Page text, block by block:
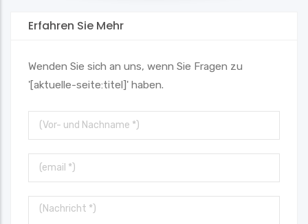
Erfahren Sie Mehr
Wenden Sie sich an uns, wenn Sie Fragen zu
'[aktuelle-seite:titel]' haben.
Vor-
und
Nachname
Mail
Nachricht